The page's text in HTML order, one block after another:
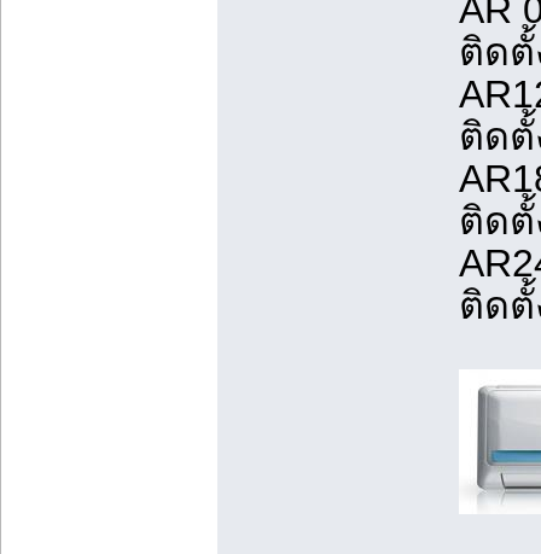
AR
ติดตั้
ติดตั้
ติดตั้
ติดตั้